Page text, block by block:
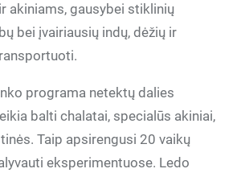
akiniams, gausybei stiklinių
bei įvairiausių indų, dėžių ir
programa netektų dalies
balti chalatai, specialūs akiniai,
Taip apsirengusi 20 vaikų
eksperimentuose. Ledo